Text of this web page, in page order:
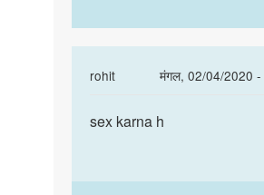
rohit
मंगल, 02/04/2020
In
to
Hum
sex
sex karna h